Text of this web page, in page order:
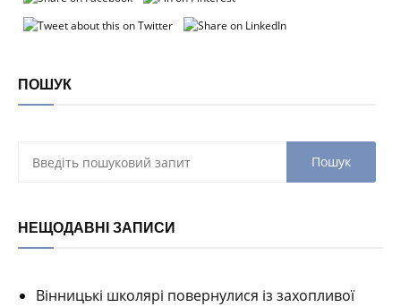
ПОШУК
НЕЩОДАВНІ ЗАПИСИ
Вінницькі школярі повернулися із захопливої